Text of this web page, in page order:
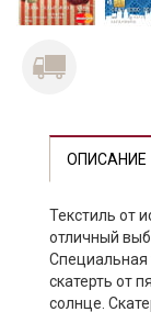
ОПИСАНИЕ
Текстиль от
отличный
скатерть от
солнце.